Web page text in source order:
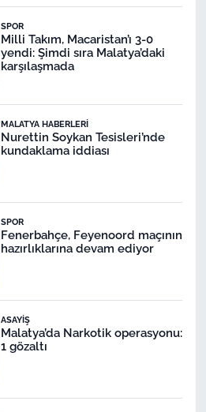
SPOR
Milli Takım, Macaristan’ı 3-0
yendi: Şimdi sıra Malatya’daki
karşılaşmada
MALATYA HABERLERI
Nurettin Soykan Tesisleri’nde
kundaklama iddiası
SPOR
Fenerbahçe, Feyenoord maçının
hazırlıklarına devam ediyor
ASAYIŞ
Malatya’da Narkotik operasyonu:
1 gözaltı